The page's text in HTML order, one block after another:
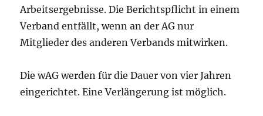
Arbeitsergebnisse. Die Berichtspflicht in einem
Verband entfällt, wenn an der AG nur
Mitglieder des anderen Verbands mitwirken.
Die wAG werden für die Dauer von vier Jahren
eingerichtet. Eine Verlängerung ist möglich.